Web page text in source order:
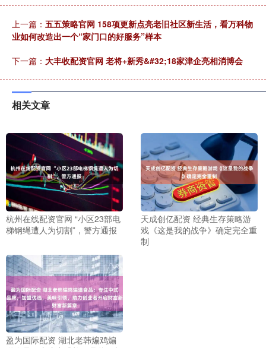
上一篇： 五五策略官网 158项更新点亮老旧社区新生活，看万科物
业如何改造出一个“家门口的好服务”样本
下一篇： 大丰收配资官网 老将+新秀&#32;18家津企亮相消博会
相关文章
杭州在线配资官网 “小区23部电
梯钢绳遭人为切割”，警方通报
天成创亿配资 经典生存策略游
戏《这是我的战争》确定完全重
制
盈为国际配资 湖北老韩煸鸡煸